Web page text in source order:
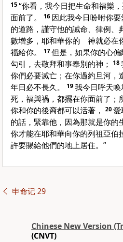
15“你看，我今日把生命和福樂
面前了。
16 因此我今日吩咐你
的道路，謹守他的誡命、律例、
數增多，耶和華你的 神就必在
福給你。
17但是，如果你的心
勾引，去敬拜和事奉別的神；
18
你們必要滅亡；在你過約旦河，
年日必不長久。
19我今日呼天
死，福與禍，都擺在你面前了；
你和你的後裔都可以活著，
20
的話，緊靠他，因為那就是你的
你才能在耶和華向你的列祖亞伯
許要賜給他們的地上居住。”
申命记 29
Chinese New Version
(CNVT)